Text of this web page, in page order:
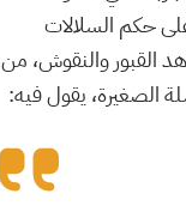
حكم السلالات
القبور والنقوش، من
الصغيرة، يقول فيه: